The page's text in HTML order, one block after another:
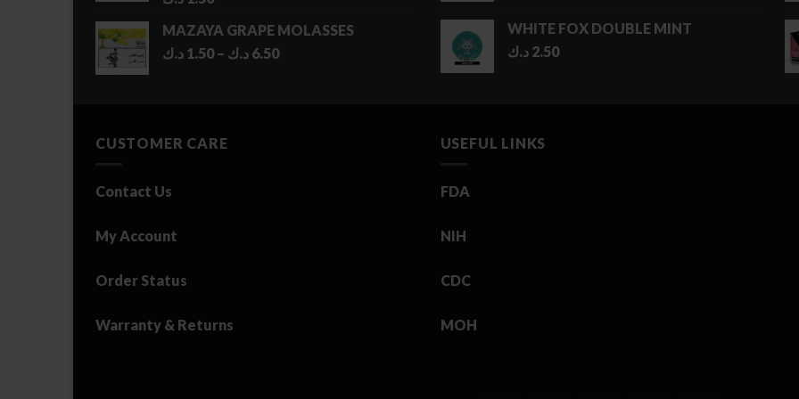
MAZAYA GRAPE MOLASSES
1.50 د.ك – 6.50 د.ك
Price
WHITE FOX DOUBLE MINT
2.50 د.ك
CUSTOMER CARE
Contact Us
My Account
Order Status
Warranty & Returns
USEFUL LINKS
FDA
NIH
CDC
MOH